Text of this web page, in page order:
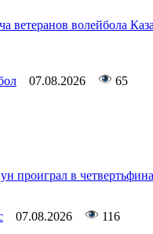
ветеранов волейбола
07.08.2026 65
проиграл в
07.08.2026 116